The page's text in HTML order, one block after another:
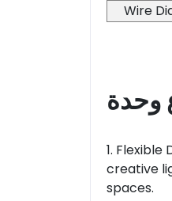
Wire
1. Flexible
creative
spaces.